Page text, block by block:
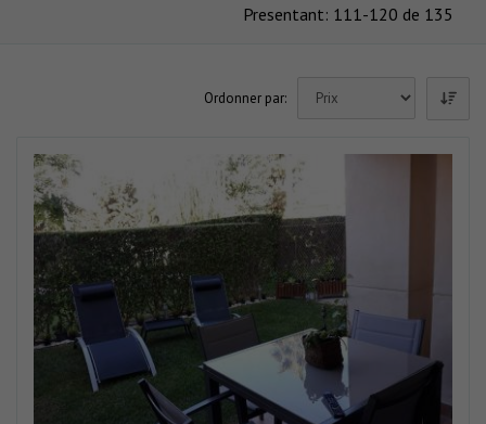
Presentant: 111-120 de 135
Ordonner par: